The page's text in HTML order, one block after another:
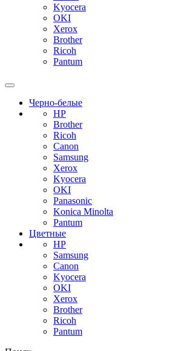
Kyocera
OKI
Xerox
Brother
Ricoh
Pantum
Черно-белые
HP
Brother
Ricoh
Canon
Samsung
Xerox
Kyocera
OKI
Panasonic
Konica Minolta
Pantum
Цветные
HP
Samsung
Canon
Kyocera
OKI
Xerox
Brother
Ricoh
Pantum